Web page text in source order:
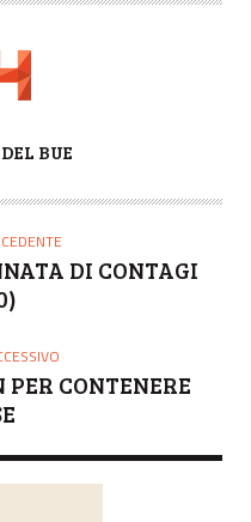
BUE
DI CONTAGI
CONTENERE